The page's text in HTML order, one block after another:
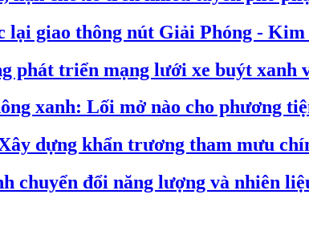
lại giao thông nút Giải Phóng -
phát triển mạng lưới xe buýt xanh
xanh: Lối mở nào cho phương
dựng khẩn trương tham mưu
chuyển đổi năng lượng và nhiên